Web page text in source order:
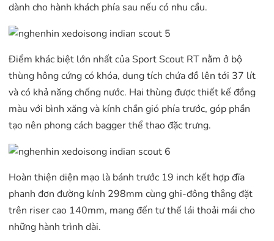
dành cho hành khách phía sau nếu có nhu cầu.
Điểm khác biệt lớn nhất của Sport Scout RT nằm ở bộ
thùng hông cứng có khóa, dung tích chứa đồ lên tới 37 lít
và có khả năng chống nước. Hai thùng được thiết kế đồng
màu với bình xăng và kính chắn gió phía trước, góp phần
tạo nên phong cách bagger thể thao đặc trưng.
Hoàn thiện diện mạo là bánh trước 19 inch kết hợp đĩa
phanh đơn đường kính 298mm cùng ghi-đông thẳng đặt
trên riser cao 140mm, mang đến tư thế lái thoải mái cho
những hành trình dài.